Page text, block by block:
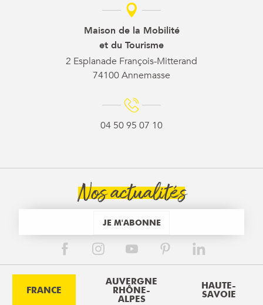
Maison de la Mobilité
et du Tourisme
2 Esplanade François-Mitterand
74100 Annemasse
04 50 95 07 10
Nos actualités
JE M'ABONNE
FRANCE
AUVERGNE
RHÔNE-
ALPES
HAUTE-
SAVOIE